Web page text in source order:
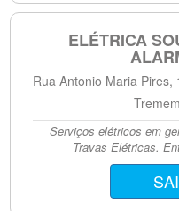
ELÉTRICA
Rua Antonio Maria Pires,
Serviços elétricos em
Travas Elétricas.